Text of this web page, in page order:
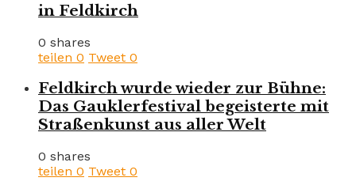
in Feldkirch
0 shares
teilen 0 Tweet 0
Feldkirch wurde wieder zur Bühne:
Das Gauklerfestival begeisterte mit
Straßenkunst aus aller Welt
0 shares
teilen 0 Tweet 0